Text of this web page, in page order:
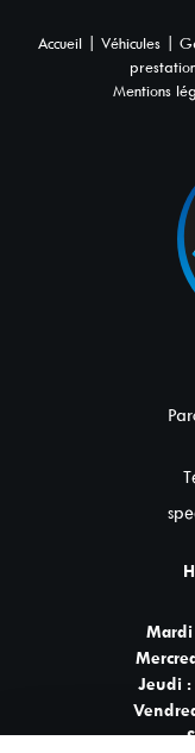
Accueil | Véhicules |
Mentions
Jeudi :